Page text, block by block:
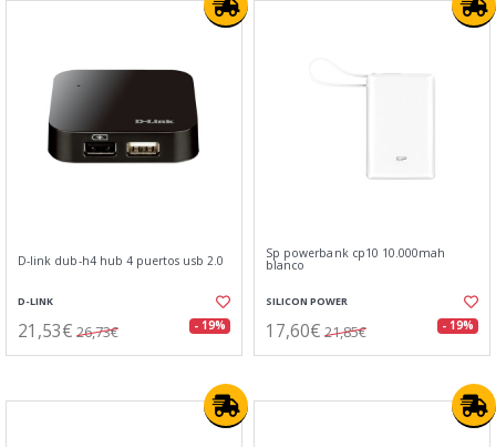
D-link dub-h4 hub 4 puertos usb 2.0
D-LINK
21,53€ 26,73€ - 19%
Sp powerbank cp10 10.000mah
blanco
SILICON POWER
17,60€ 21,85€ - 19%